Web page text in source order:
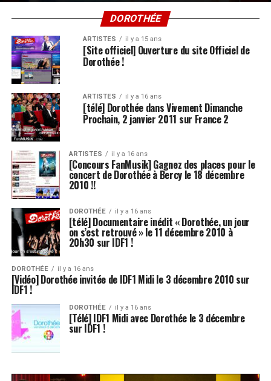
DOROTHÉE
ARTISTES il y a 15 ans
[Site officiel] Ouverture du site Officiel de
Dorothée !
ARTISTES il y a 16 ans
[télé] Dorothée dans Vivement Dimanche
Prochain, 2 janvier 2011 sur France 2
ARTISTES il y a 16 ans
[Concours FanMusik] Gagnez des places pour le
concert de Dorothée à Bercy le 18 décembre
2010 !!
DOROTHÉE il y a 16 ans
[télé] Documentaire inédit « Dorothée, un jour
on s’est retrouvé » le 11 décembre 2010 à
20h30 sur IDF1 !
DOROTHÉE il y a 16 ans
[Vidéo] Dorothée invitée de IDF1 Midi le 3 décembre 2010 sur
IDF1 !
DOROTHÉE il y a 16 ans
[Télé] IDF1 Midi avec Dorothée le 3 décembre
sur IDF1 !